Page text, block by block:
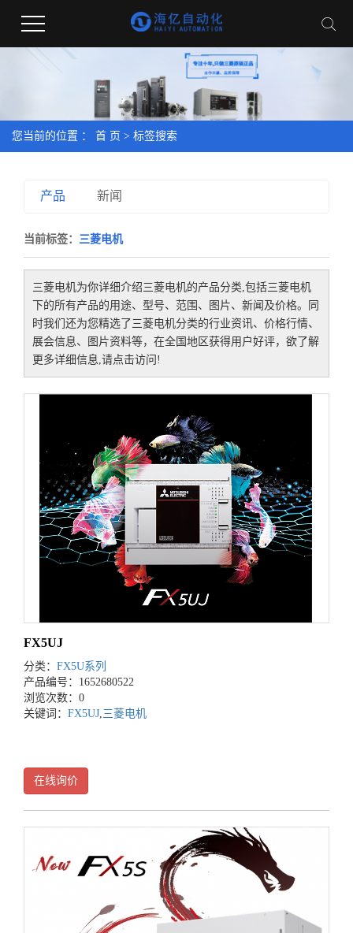
您当前的位置 ： 首 页 > 标签搜索
产品 新闻
当前标签： 三菱电机
三菱电机为你详细介绍三菱电机的产品分类,包括三菱电机
下的所有产品的用途、型号、范围、图片、新闻及价格。同
时我们还为您精选了 三菱电机分类的行业资讯、价格行情、
展会信息、图片资料等，在全国地区获得用户好评，欲了解
更多详细信息,请点击访问!
FX5UJ
分类： FX5U系列
产品编号：1652680522
浏览次数：0
关键词： FX5UJ,三菱电机
在线询价